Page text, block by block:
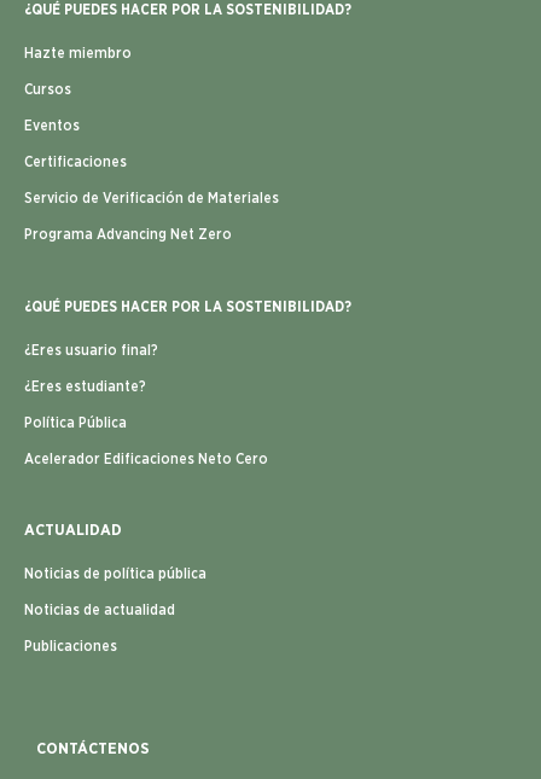
¿QUÉ PUEDES HACER POR LA SOSTENIBILIDAD?
Hazte miembro
Cursos
Eventos
Certificaciones
Servicio de Verificación de Materiales
Programa Advancing Net Zero
¿QUÉ PUEDES HACER POR LA SOSTENIBILIDAD?
¿Eres usuario final?
¿Eres estudiante?
Política Pública
Acelerador Edificaciones Neto Cero
ACTUALIDAD
Noticias de política pública
Noticias de actualidad
Publicaciones
CONTÁCTENOS